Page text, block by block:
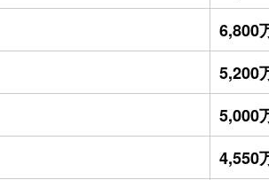
6,800
5,200
5,000
4,550